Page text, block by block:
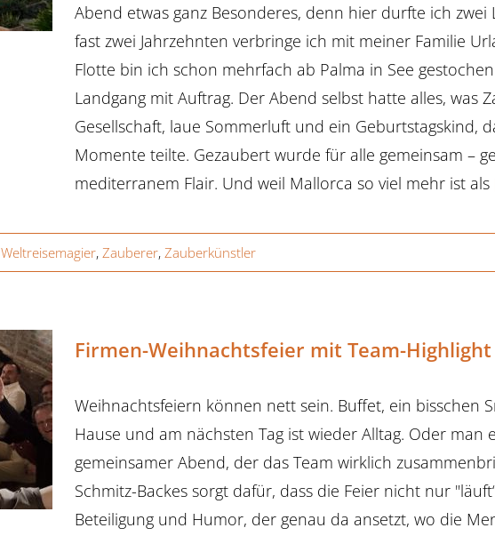
Abend etwas ganz Besonderes, denn hier durfte ich
fast zwei Jahrzehnten verbringe ich mit meiner Familie
Flotte bin ich schon mehrfach ab Palma in See
Landgang mit Auftrag. Der Abend selbst hatte alles, was
Gesellschaft, laue Sommerluft und ein Geburtstagskind,
Momente teilte. Gezaubert wurde für alle gemeinsam –
mediterranem Flair. Und weil Mallorca so viel mehr ist als
Weltreisemagier, Zauberer, Zauberkünstler
Firmen-Weihnachtsfeier mit Team-Highlight
Weihnachtsfeiern können nett sein. Buffet, ein bisschen
Hause und am nächsten Tag ist wieder Alltag. Oder
gemeinsamer Abend, der das Team wirklich
Schmitz-Backes sorgt dafür, dass die Feier nicht nur
Beteiligung und Humor, der genau da ansetzt, wo die